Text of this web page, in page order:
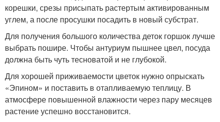
корешки, срезы присыпать растертым активированным
углем, а после просушки посадить в новый субстрат.
Для получения большого количества деток горшок лучше
выбрать пошире. Чтобы антуриум пышнее цвел, посуда
должна быть чуть тесноватой и не глубокой.
Для хорошей приживаемости цветок нужно опрыскать
«Эпином» и поставить в отапливаемую теплицу. В
атмосфере повышенной влажности через пару месяцев
растение успешно восстановится.